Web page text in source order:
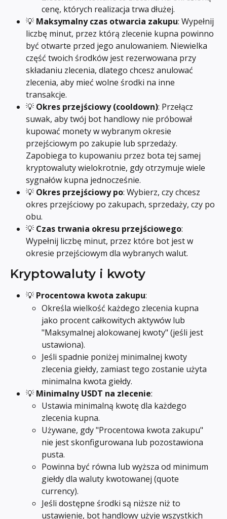
cenę, których realizacja trwa dłużej.
💡 Maksymalny czas otwarcia zakupu: Wypełnij
liczbę minut, przez którą zlecenie kupna powinno
być otwarte przed jego anulowaniem. Niewielka
część twoich środków jest rezerwowana przy
składaniu zlecenia, dlatego chcesz anulować
zlecenia, aby mieć wolne środki na inne
transakcje.
💡 Okres przejściowy (cooldown): Przełącz
suwak, aby twój bot handlowy nie próbował
kupować monety w wybranym okresie
przejściowym po zakupie lub sprzedaży.
Zapobiega to kupowaniu przez bota tej samej
kryptowaluty wielokrotnie, gdy otrzymuje wiele
sygnałów kupna jednocześnie.
💡 Okres przejściowy po: Wybierz, czy chcesz
okres przejściowy po zakupach, sprzedaży, czy po
obu.
💡 Czas trwania okresu przejściowego:
Wypełnij liczbę minut, przez które bot jest w
okresie przejściowym dla wybranych walut.
Kryptowaluty i kwoty
💡 Procentowa kwota zakupu:
Określa wielkość każdego zlecenia kupna
jako procent całkowitych aktywów lub
"Maksymalnej alokowanej kwoty" (jeśli jest
ustawiona).
Jeśli spadnie poniżej minimalnej kwoty
zlecenia giełdy, zamiast tego zostanie użyta
minimalna kwota giełdy.
💡 Minimalny USDT na zlecenie:
Ustawia minimalną kwotę dla każdego
zlecenia kupna.
Używane, gdy "Procentowa kwota zakupu"
nie jest skonfigurowana lub pozostawiona
pusta.
Powinna być równa lub wyższa od minimum
giełdy dla waluty kwotowanej (quote
currency).
Jeśli dostępne środki są niższe niż to
ustawienie, bot handlowy użyje wszystkich